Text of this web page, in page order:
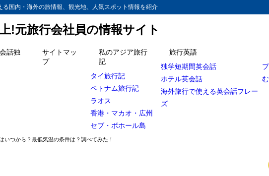
国内・海外の旅情報、観光地、人気スポット情報を紹介
!元旅行会社員の情報サイト
話独
サイトマッ
プ
私のアジア旅行
記
タイ旅行記
ベトナム旅行記
ラオス
香港・マカオ・広州
セブ・ボホール島
旅行英語
独学短期間英会話
ホテル英会話
海外旅行で使える英会話フレー
ズ
む
いつから？最低気温の条件は？調べてみた！
銀山平、奥只見、枝折峠！通常ならこんなキレイな紅葉が